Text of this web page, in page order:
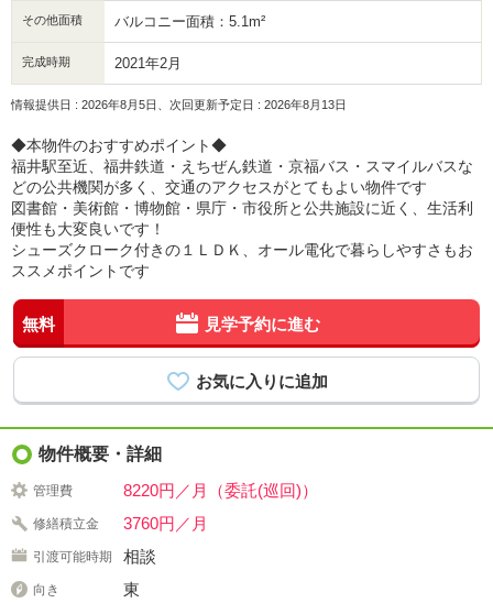
その他面積 バルコニー面積：5.1m²
完成時期 2021年2月
情報提供日 : 2026年8月5日、次回更新予定日 : 2026年8月13日
◆本物件のおすすめポイント◆
福井駅至近、福井鉄道・えちぜん鉄道・京福バス・スマイルバスな
どの公共機関が多く、交通のアクセスがとてもよい物件です
図書館・美術館・博物館・県庁・市役所と公共施設に近く、生活利
便性も大変良いです！
シューズクローク付きの１ＬＤＫ、オール電化で暮らしやすさもお
ススメポイントです
無料 見学予約に進む
物件概要・詳細
管理費 8220円／月（委託(巡回)）
修繕積立金 3760円／月
引渡可能時期 相談
向き 東